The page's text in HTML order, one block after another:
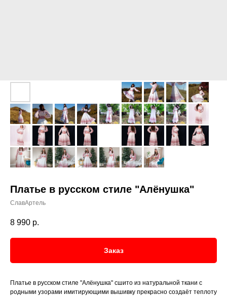
Платье в русском стиле "Алёнушка"
СлавАртель
8 990 р.
Заказ
Платье в русском стиле "Алёнушка" сшито из натуральной ткани с
родными узорами имитирующими вышивку прекрасно создаёт теплоту